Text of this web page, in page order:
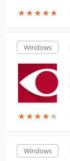
★★★★★
★★★★★
Windows
★★★★★
★★★★★
Windows